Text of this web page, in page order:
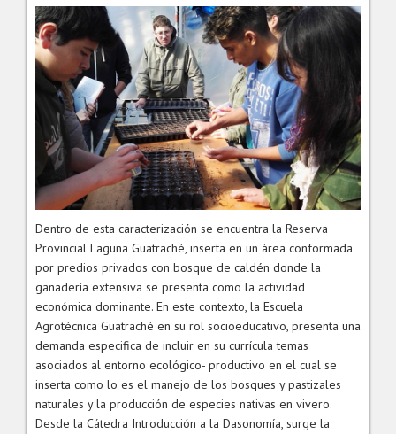
Dentro de esta caracterización se encuentra la Reserva
Provincial Laguna Guatraché, inserta en un área conformada
por predios privados con bosque de caldén donde la
ganadería extensiva se presenta como la actividad
económica dominante. En este contexto, la Escuela
Agrotécnica Guatraché en su rol socioeducativo, presenta una
demanda especifica de incluir en su currícula temas
asociados al entorno ecológico- productivo en el cual se
inserta como lo es el manejo de los bosques y pastizales
naturales y la producción de especies nativas en vivero.
Desde la Cátedra Introducción a la Dasonomía, surge la